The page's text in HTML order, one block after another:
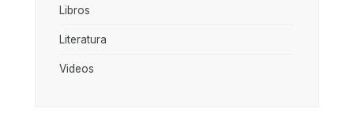
Libros
Literatura
Videos